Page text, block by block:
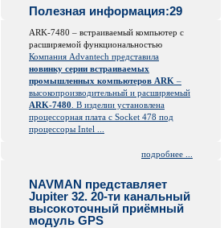
Полезная информация:29
ARK-7480 – встраиваемый компьютер с
расширяемой функциональностью
Компания Advantech представила
новинку серии встраиваемых
промышленных компьютеров ARK –
высокопроизводительный и расширяемый
ARK-7480 . В изделии установлена
процессорная плата с Socket 478 под
процессоры Intel ...
подробнее ...
NAVMAN представляет
Jupiter 32. 20-ти канальный
высокоточный приёмный
модуль GPS